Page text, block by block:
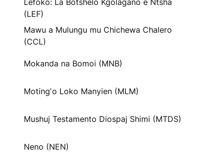
Lefoko: La Botshelo Kgolagano e Ntsha
(LEF)
Mawu a Mulungu mu Chichewa Chalero
(CCL)
Mokanda na Bomoi (MNB)
Motingʼo Loko Manyien (MLM)
Mushuj Testamento Diospaj Shimi (MTDS)
Neno (NEN)